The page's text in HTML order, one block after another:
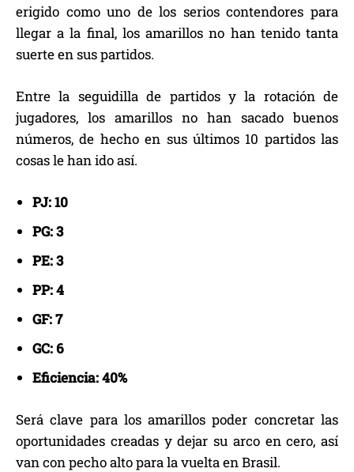
erigido como uno de los serios contendores para
llegar a la final, los amarillos no han tenido tanta
suerte en sus partidos.
Entre la seguidilla de partidos y la rotación de
jugadores, los amarillos no han sacado buenos
números, de hecho en sus últimos 10 partidos las
cosas le han ido así.
PJ: 10
PG: 3
PE: 3
PP: 4
GF: 7
GC: 6
Eficiencia: 40%
Será clave para los amarillos poder concretar las
oportunidades creadas y dejar su arco en cero, así
van con pecho alto para la vuelta en Brasil.